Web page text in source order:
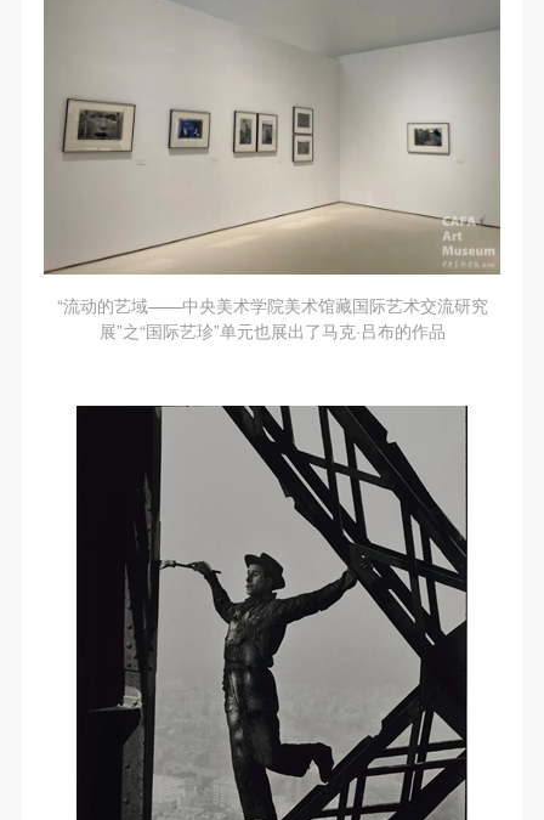
“流动的艺域——中央美术学院美术馆藏国际艺术交流研究
展”之“国际艺珍”单元也展出了马克·吕布的作品